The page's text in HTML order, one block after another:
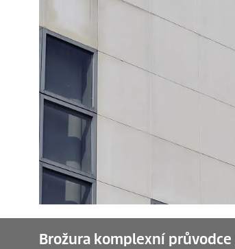
Brožura komplexní průvodce